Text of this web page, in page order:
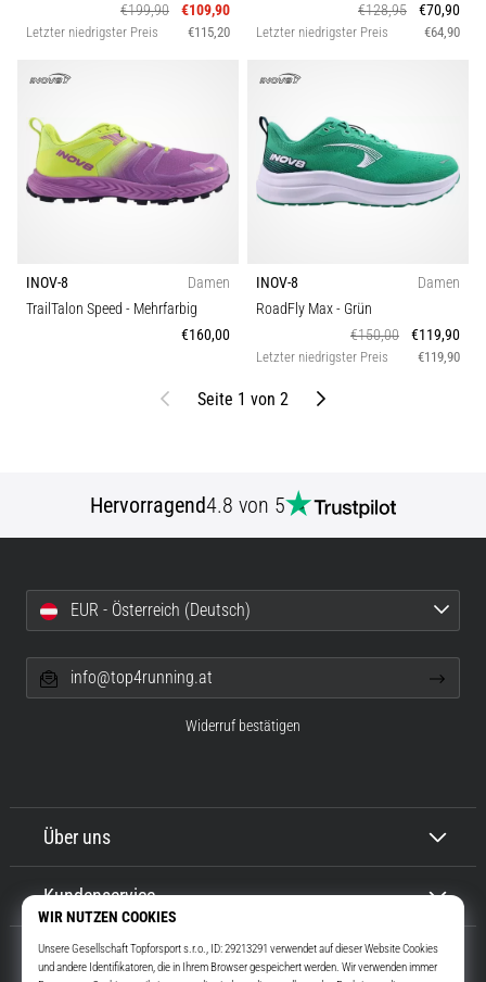
€199,90
€109,90
Letzter niedrigster Preis €115,20
€128,95
€70,90
Letzter niedrigster Preis €64,90
INOV-8
Damen
TrailTalon Speed - Mehrfarbig
€160,00
INOV-8
Damen
RoadFly Max- Grün
€150,00
€119,90
Letzter niedrigster Preis €119,90
BisherigeSeite 1 von 2 Weiter
Hervorragend4.8 von 5
Über uns
Kundenservice
EUR - Österreich (Deutsch)
info@top4running.at
Widerruf bestätigen